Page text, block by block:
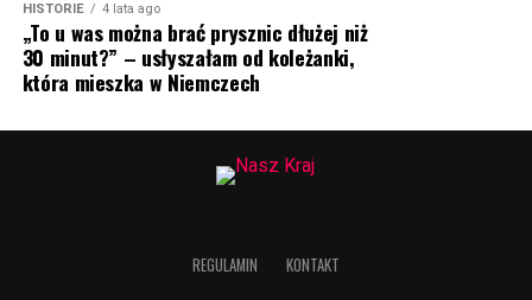
HISTORIE 4 lata ago
„To u was można brać prysznic dłużej niż
30 minut?” – usłyszałam od koleżanki,
która mieszka w Niemczech
REGULAMIN KONTAKT